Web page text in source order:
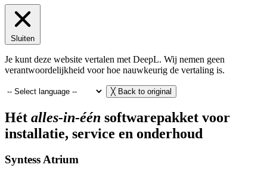
Sluiten
Je kunt deze website vertalen met DeepL. Wij nemen geen
verantwoordelijkheid voor hoe nauwkeurig de vertaling is.
╳ Back to original
Hét alles-in-één softwarepakket voor
installatie, service en onderhoud
Syntess Atrium